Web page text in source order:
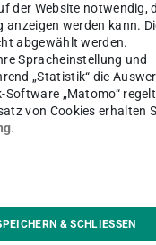
der Website notwendig,
werden kann.
abgewählt werden.
Spracheinstellung und
„Statistik“ die
„Matomo“
von Cookies erhalten
.
& SCHLIESSEN